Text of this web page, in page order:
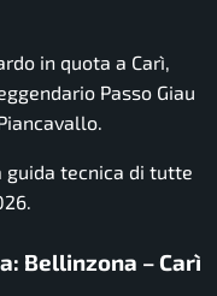
in quota a Carì,
Passo Giau
guida tecnica di tutte
Bellinzona – Carì